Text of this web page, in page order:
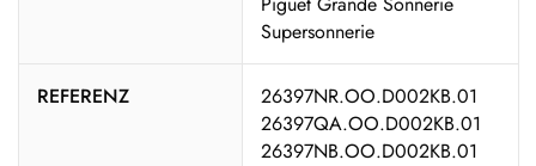
Supersonnerie
REFERENZ
26397NR.OO.D002KB.01
26397QA.OO.D002KB.01
26397NB.OO.D002KB.01